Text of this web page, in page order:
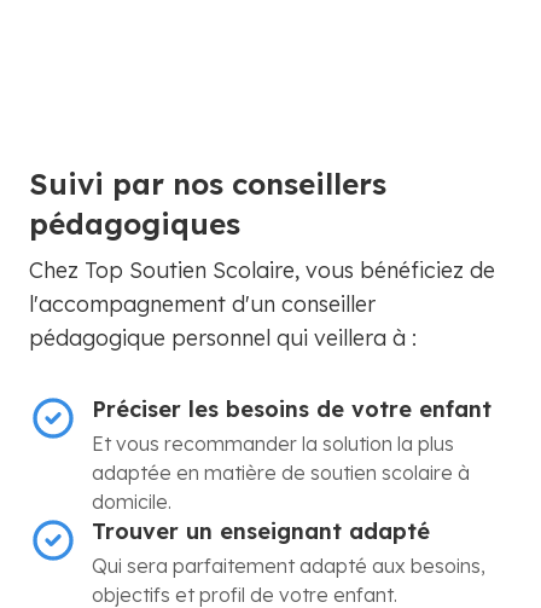
Suivi par nos conseillers
pédagogiques
Chez Top Soutien Scolaire, vous bénéficiez de
l'accompagnement d'un conseiller
pédagogique personnel qui veillera à :
Préciser les besoins de votre enfant
Et vous recommander la solution la plus
adaptée en matière de soutien scolaire à
domicile.
Trouver un enseignant adapté
Qui sera parfaitement adapté aux besoins,
objectifs et profil de votre enfant.